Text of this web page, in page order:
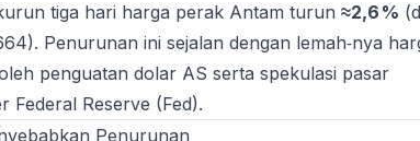
tiga hari harga perak Antam turun ≈2,6 %
Penurunan ini sejalan dengan lemah‑nya
penguatan dolar AS serta spekulasi pasar
Federal Reserve (Fed).
Penurunan